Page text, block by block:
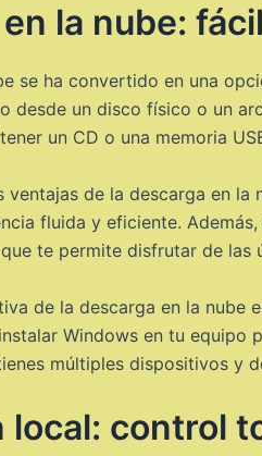
la nube:
se ha convertido en una
desde un disco físico o un
un CD o una memoria
ventajas de la descarga en
fluida y eficiente.
te permite disfrutar de
de la descarga en la
Windows en tu
múltiples dispositivos y
local: control